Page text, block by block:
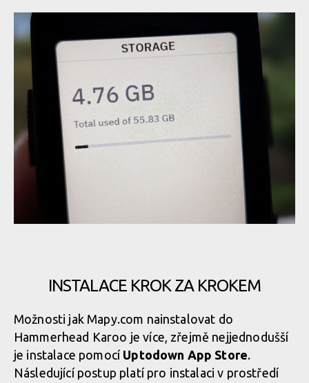
INSTALACE KROK ZA KROKEM
Možnosti jak Mapy.com nainstalovat do
Hammerhead Karoo je více, zřejmě nejjednodušší
je instalace pomocí Uptodown App Store.
Následující postup platí pro instalaci v prostředí